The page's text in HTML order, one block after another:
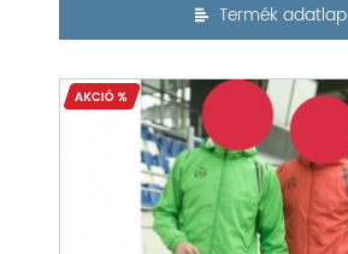
Termék adatlap